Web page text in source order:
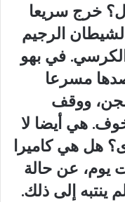
خرج سريعا
الرجيم
في بهو
مسرعا
ووقف
هي أيضا لا
هل هي كاميرا
يوم، عن حالة
ينتبه إلى ذلك.